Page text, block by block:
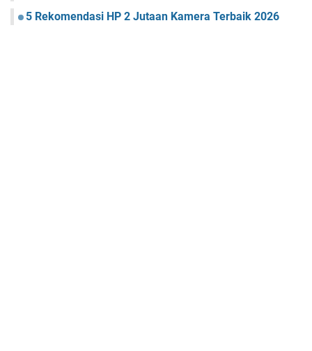
5 Rekomendasi HP 2 Jutaan Kamera Terbaik 2026